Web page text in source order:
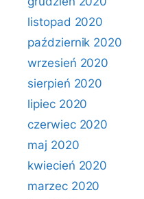
listopad 2020
październik 2020
wrzesień 2020
sierpień 2020
lipiec 2020
czerwiec 2020
maj 2020
kwiecień 2020
marzec 2020